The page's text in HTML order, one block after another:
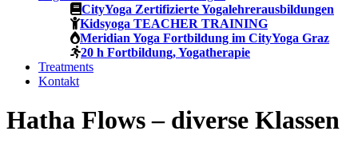
CityYoga Zertifizierte Yogalehrerausbildungen
Kidsyoga TEACHER TRAINING
Meridian Yoga Fortbildung im CityYoga Graz
20 h Fortbildung, Yogatherapie
Treatments
Kontakt
Hatha Flows – diverse Klassen